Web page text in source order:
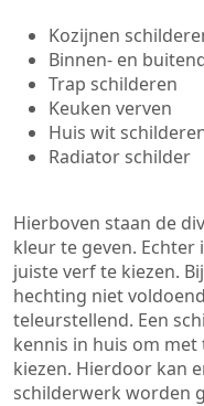
Kozijnen
Binnen- en
Trap schilderen
Keuken verven
Huis wit
Radiator schilder
Hierboven staan de
kleur te geven.
juiste verf te kiezen.
hechting niet
teleurstellend. Een
kennis in huis om
kiezen. Hierdoor kan
schilderwerk worden